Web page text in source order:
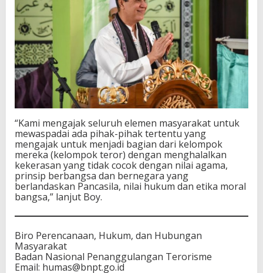
“Kami mengajak seluruh elemen masyarakat untuk
mewaspadai ada pihak-pihak tertentu yang
mengajak untuk menjadi bagian dari kelompok
mereka (kelompok teror) dengan menghalalkan
kekerasan yang tidak cocok dengan nilai agama,
prinsip berbangsa dan bernegara yang
berlandaskan Pancasila, nilai hukum dan etika moral
bangsa,” lanjut Boy.
Biro Perencanaan, Hukum, dan Hubungan
Masyarakat
Badan Nasional Penanggulangan Terorisme
Email: humas@bnpt.go.id